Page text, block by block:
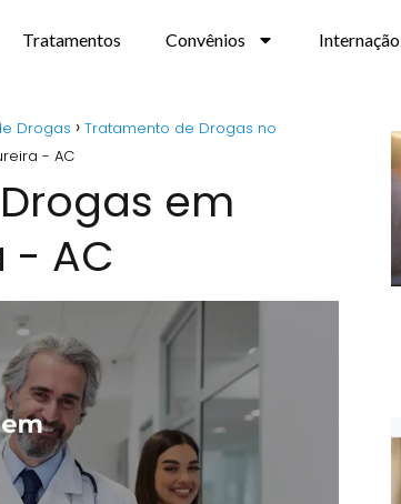
Tratamentos Convênios Internação
Drogas
Tratamento de Drogas no
- AC
em
- AC